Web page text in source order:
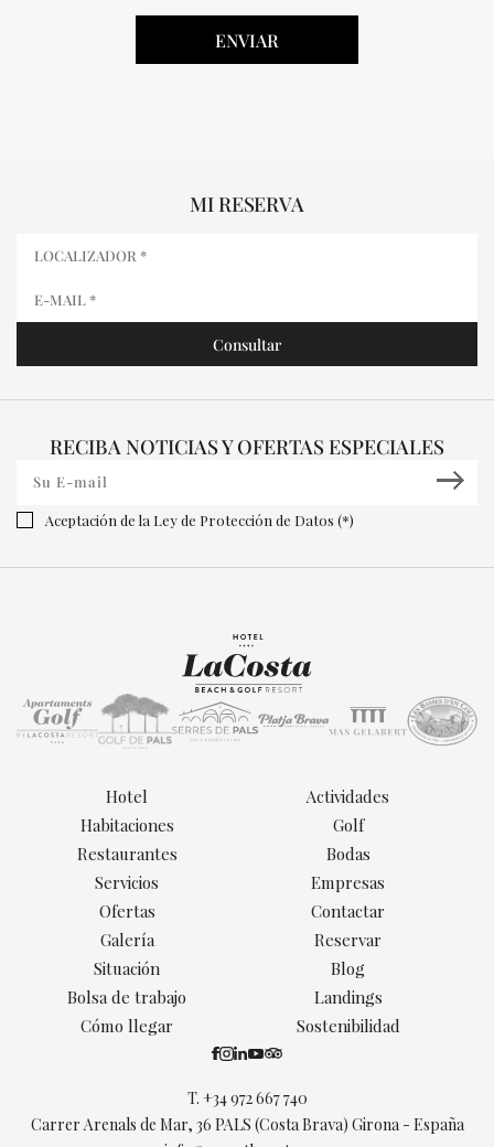
MI RESERVA
RECIBA NOTICIAS Y OFERTAS ESPECIALES
Aceptación de la Ley de Protección de Datos (*)
T. +34 972 667 740
Carrer Arenals de Mar, 36 PALS (Costa Brava) Girona - España
Hotel
Habitaciones
Restaurantes
Servicios
Actividades
Golf
Bodas
Empresas
Ofertas
Galería
Situación
Bolsa de trabajo
Cómo llegar
Contactar
Reservar
Blog
Landings
Sostenibilidad